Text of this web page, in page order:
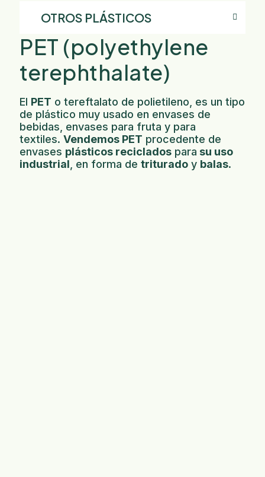
OTROS PLÁSTICOS
PET (polyethylene
terephthalate)
El PET o tereftalato de polietileno, es un tipo
de plástico muy usado en envases de
bebidas, envases para fruta y para
textiles. Vendemos PET procedente de
envases plásticos reciclados para su uso
industrial , en forma de triturado y balas.